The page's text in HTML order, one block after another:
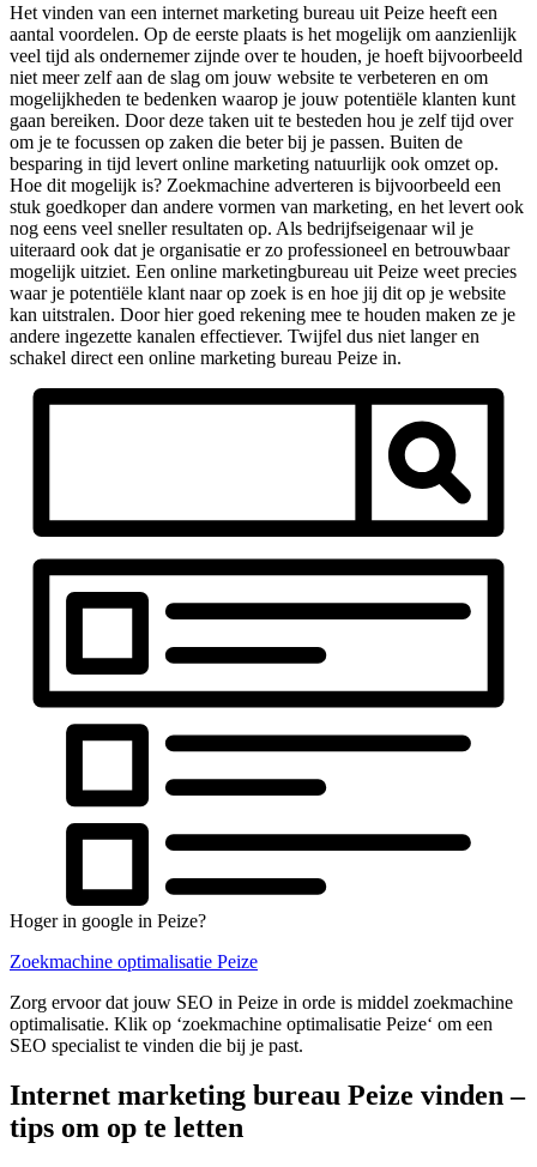
Het vinden van een internet marketing bureau uit Peize heeft een
aantal voordelen. Op de eerste plaats is het mogelijk om aanzienlijk
veel tijd als ondernemer zijnde over te houden, je hoeft bijvoorbeeld
niet meer zelf aan de slag om jouw website te verbeteren en om
mogelijkheden te bedenken waarop je jouw potentiële klanten kunt
gaan bereiken. Door deze taken uit te besteden hou je zelf tijd over
om je te focussen op zaken die beter bij je passen. Buiten de
besparing in tijd levert online marketing natuurlijk ook omzet op.
Hoe dit mogelijk is? Zoekmachine adverteren is bijvoorbeeld een
stuk goedkoper dan andere vormen van marketing, en het levert ook
nog eens veel sneller resultaten op. Als bedrijfseigenaar wil je
uiteraard ook dat je organisatie er zo professioneel en betrouwbaar
mogelijk uitziet. Een online marketingbureau uit Peize weet precies
waar je potentiële klant naar op zoek is en hoe jij dit op je website
kan uitstralen. Door hier goed rekening mee te houden maken ze je
andere ingezette kanalen effectiever. Twijfel dus niet langer en
schakel direct een online marketing bureau Peize in.
Hoger in google in Peize?
Zoekmachine optimalisatie Peize
Zorg ervoor dat jouw SEO in Peize in orde is middel zoekmachine
optimalisatie. Klik op ‘zoekmachine optimalisatie Peize‘ om een
SEO specialist te vinden die bij je past.
Internet marketing bureau Peize vinden –
tips om op te letten